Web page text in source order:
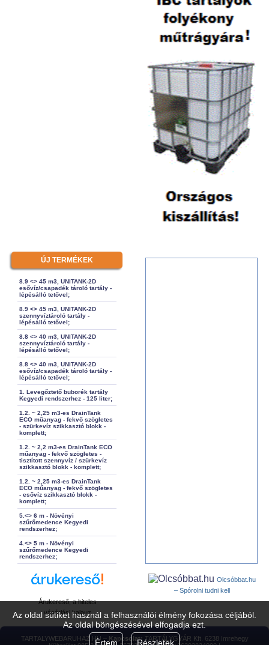
Az oldal sütiket használ a felhasználói élmény fokozása céljából.
Az oldal böngészésével elfogadja ezt.
Értem
Részletek
ÚJ TERMÉKEK
8.9 <> 45 m3, UNITANK-2D
esővíz/csapadék tároló tartály -
lépésálló tetővel;
8.9 <> 45 m3, UNITANK-2D
szennyvíztároló tartály -
lépésálló tetővel;
8.8 <> 40 m3, UNITANK-2D
szennyvíztároló tartály -
lépésálló tetővel;
8.8 <> 40 m3, UNITANK-2D
esővíz/csapadék tároló tartály -
lépésálló tetővel;
1. Levegőztető buborék tartály
Kegyedi rendszerhez - 125 liter;
1.2. ~ 2,25 m3-es DrainTank
ECO műanyag - fekvő szögletes
- szürkevíz szikkasztó blokk -
komplett;
1.2. ~ 2,2 m3-es DrainTank ECO
műanyag - fekvő szögletes -
tisztított szennyvíz / szürkevíz
szikkasztó blokk - komplett;
1.2. ~ 2,25 m3-es DrainTank
ECO műanyag - fekvő szögletes
- esővíz szikkasztó blokk -
komplett;
5.<> 6 m - Növényi
szűrőmedence Kegyedi
rendszerhez;
4.<> 5 m - Növényi
szűrőmedence Kegyedi
rendszerhez;
Árukereső, a hiteles
vásárlási kalauz
Olcsóbbat.hu
– Spórolni tudni kell
TARTALYWEBARUHAZ.HU – Kapcsolat: TARTÁLYGYÁR Kft. 6238 Imrehegy